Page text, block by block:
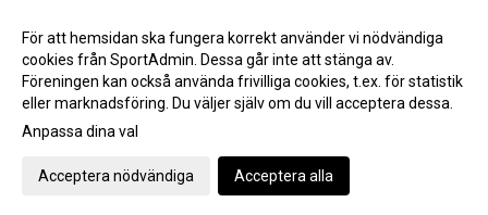
Gå till Webbversion
För att hemsidan ska fungera korrekt använder vi nödvändiga
cookies från SportAdmin. Dessa går inte att stänga av.
Föreningen kan också använda frivilliga cookies, t.ex. för statistik
eller marknadsföring. Du väljer själv om du vill acceptera dessa.
Anpassa dina val
Acceptera nödvändiga Acceptera alla